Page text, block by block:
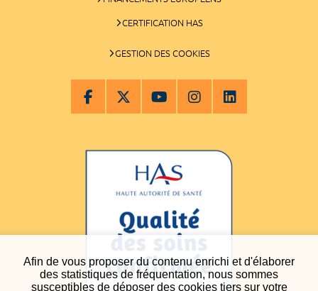
Afin de vous proposer du contenu enrichi et d'élaborer
des statistiques de fréquentation, nous sommes
susceptibles de déposer des cookies tiers sur votre
CERTIFICATION HAS
GESTION DES COOKIES